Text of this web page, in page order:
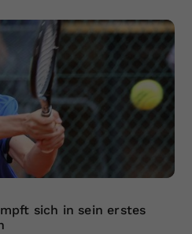
sich in sein erstes